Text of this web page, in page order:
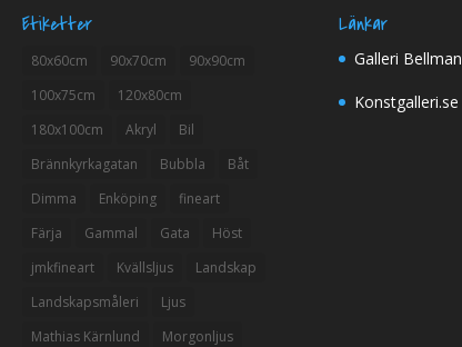
Etiketter
80x60cm 90x70cm
90x90cm
100x75cm
120x80cm
180x100cm
Akryl
Bil
Brännkyrkagatan
Bubbla
Båt
Dimma
Enköping
fineart
Färja
Gammal Gata
Höst
jmkfineart
Kvällsljus
Landskap
Landskapsmåleri
Ljus
Mathias Kärnlund
Morgonljus
Länkar
Galleri Bellman
Konstgalleri.se